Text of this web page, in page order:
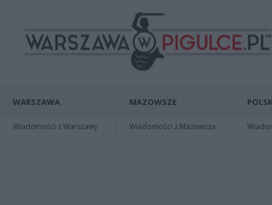
WARSZAWA
Wiadomości z Warszawy
MAZOWSZE
Wiadomości z Mazowsza